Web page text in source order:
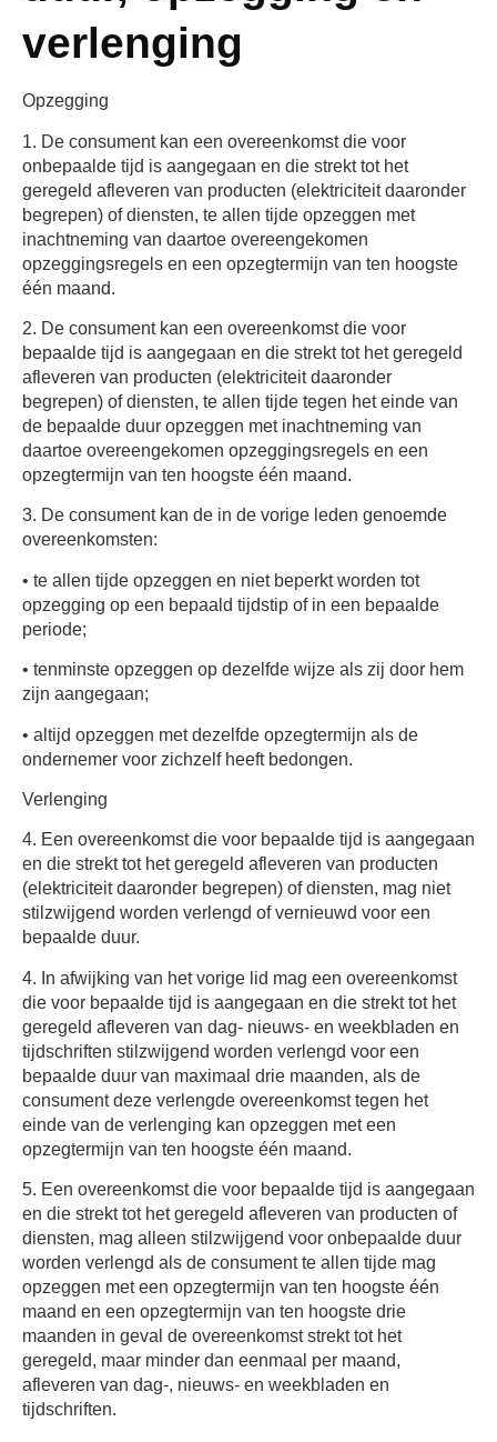
verlenging
Opzegging
1. De consument kan een overeenkomst die voor
onbepaalde tijd is aangegaan en die strekt tot het
geregeld afleveren van producten (elektriciteit daaronder
begrepen) of diensten, te allen tijde opzeggen met
inachtneming van daartoe overeengekomen
opzeggingsregels en een opzegtermijn van ten hoogste
één maand.
2. De consument kan een overeenkomst die voor
bepaalde tijd is aangegaan en die strekt tot het geregeld
afleveren van producten (elektriciteit daaronder
begrepen) of diensten, te allen tijde tegen het einde van
de bepaalde duur opzeggen met inachtneming van
daartoe overeengekomen opzeggingsregels en een
opzegtermijn van ten hoogste één maand.
3. De consument kan de in de vorige leden genoemde
overeenkomsten:
• te allen tijde opzeggen en niet beperkt worden tot
opzegging op een bepaald tijdstip of in een bepaalde
periode;
• tenminste opzeggen op dezelfde wijze als zij door hem
zijn aangegaan;
• altijd opzeggen met dezelfde opzegtermijn als de
ondernemer voor zichzelf heeft bedongen.
Verlenging
4. Een overeenkomst die voor bepaalde tijd is aangegaan
en die strekt tot het geregeld afleveren van producten
(elektriciteit daaronder begrepen) of diensten, mag niet
stilzwijgend worden verlengd of vernieuwd voor een
bepaalde duur.
4. In afwijking van het vorige lid mag een overeenkomst
die voor bepaalde tijd is aangegaan en die strekt tot het
geregeld afleveren van dag- nieuws- en weekbladen en
tijdschriften stilzwijgend worden verlengd voor een
bepaalde duur van maximaal drie maanden, als de
consument deze verlengde overeenkomst tegen het
einde van de verlenging kan opzeggen met een
opzegtermijn van ten hoogste één maand.
5. Een overeenkomst die voor bepaalde tijd is aangegaan
en die strekt tot het geregeld afleveren van producten of
diensten, mag alleen stilzwijgend voor onbepaalde duur
worden verlengd als de consument te allen tijde mag
opzeggen met een opzegtermijn van ten hoogste één
maand en een opzegtermijn van ten hoogste drie
maanden in geval de overeenkomst strekt tot het
geregeld, maar minder dan eenmaal per maand,
afleveren van dag-, nieuws- en weekbladen en
tijdschriften.